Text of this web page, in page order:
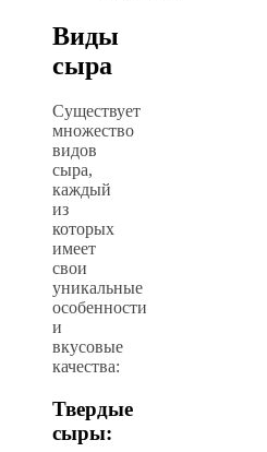
Виды
сыра
Существует
множество
видов
сыра,
каждый
из
которых
имеет
свои
уникальные
особенности
и
вкусовые
качества:
Твердые
сыры: